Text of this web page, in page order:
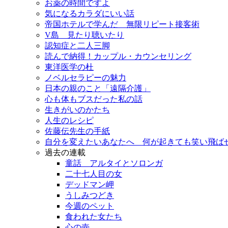
お薬の時間ですよ
気になるカラダにいい話
帝国ホテルで学んだ 無限リピート接客術
V島 見たり聴いたり
認知症と二人三脚
読んで納得！カップル・カウンセリング
東洋医学の杜
ノベルセラピーの魅力
日本の親のこと「遠隔介護」
心も体もブスだった私の話
生きがいのかたち
人生のレシピ
佐藤伝先生の手紙
自分を変えたいあなたへ 何が起きても笑い飛ば
過去の連載
童話 アルタイとソロンガ
二十七人目の女
デッドマン岬
うしみつどき
今週のペット
食われた女たち